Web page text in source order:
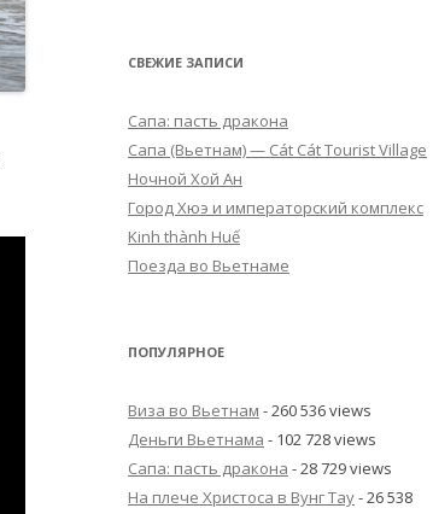
СВЕЖИЕ ЗАПИСИ
Сапа: пасть дракона
Cапа (Вьетнам) — Cát Cát Tourist Village
Ночной Хой Ан
Город Хюэ и императорский комплекс
Kinh thành Huế
Поезда во Вьетнаме
ПОПУЛЯРНОЕ
Виза во Вьетнам - 260 536 views
Деньги Вьетнама - 102 728 views
Сапа: пасть дракона - 28 729 views
На плече Христоса в Вунг Тау- 26 538